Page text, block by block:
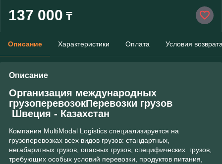
137 000 ₸
Описание Характеристики Оплата Условия
Описание
Организация международных
грузоперевозокПеревозки грузов
Швеция - Казахcтан
Компания MultiModal Logistics специализируется на
грузоперевозках всех видов грузов: стандартных,
негабаритных грузов, опасных грузов, специфических грузов,
требующих особых условий перевозки, продуктов питания,